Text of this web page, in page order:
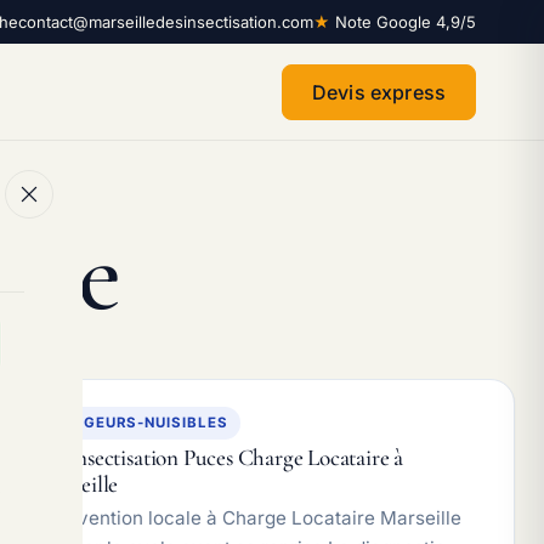
contact@marseilledesinsectisation.com★ Note Google 4,9/5
Devis express
RONGEURS-NUISIBLES
Désinsectisation Puces Charge Locataire à
Marseille
Intervention locale à Charge Locataire Marseille